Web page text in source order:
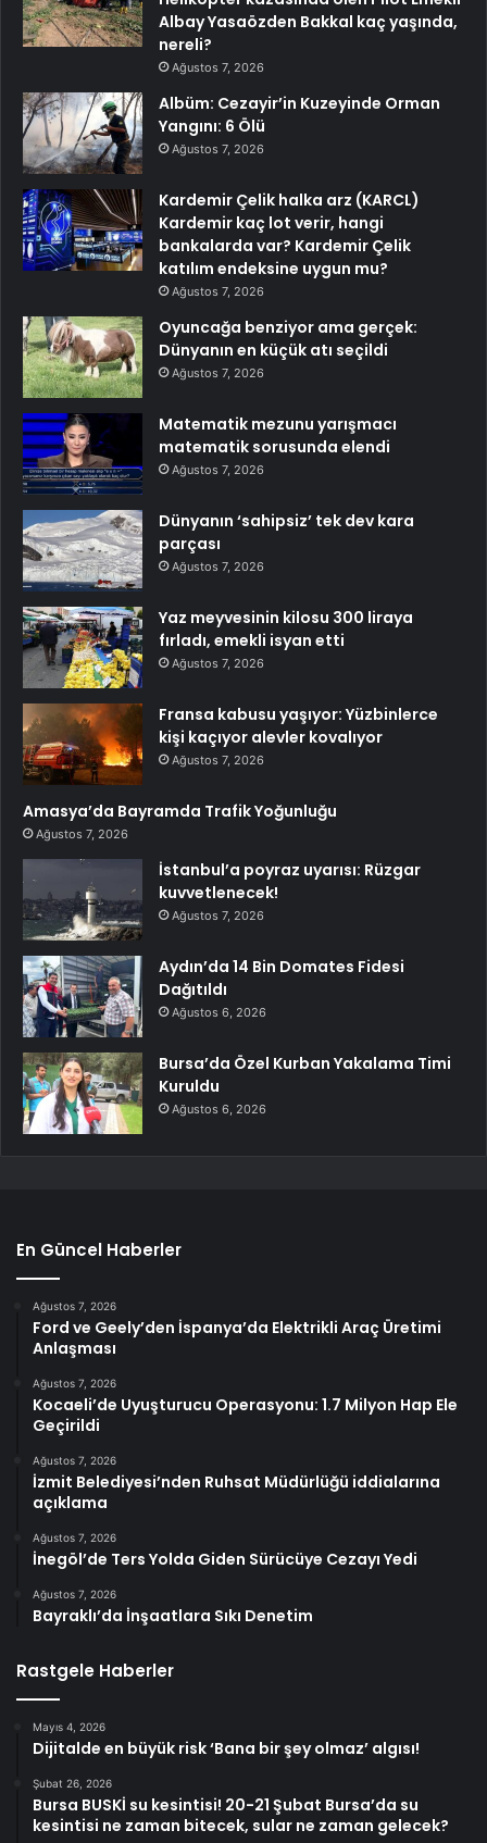
Albay Yasaözden Bakkal kaç yaşında,
nereli?
Ağustos 7, 2026
Albüm: Cezayir’in Kuzeyinde Orman
Yangını: 6 Ölü
Ağustos 7, 2026
Kardemir Çelik halka arz (KARCL)
Kardemir kaç lot verir, hangi
bankalarda var? Kardemir Çelik
katılım endeksine uygun mu?
Ağustos 7, 2026
Oyuncağa benziyor ama gerçek:
Dünyanın en küçük atı seçildi
Ağustos 7, 2026
Matematik mezunu yarışmacı
matematik sorusunda elendi
Ağustos 7, 2026
Dünyanın ‘sahipsiz’ tek dev kara
parçası
Ağustos 7, 2026
Yaz meyvesinin kilosu 300 liraya
fırladı, emekli isyan etti
Ağustos 7, 2026
Fransa kabusu yaşıyor: Yüzbinlerce
kişi kaçıyor alevler kovalıyor
Ağustos 7, 2026
Amasya’da Bayramda Trafik Yoğunluğu
Ağustos 7, 2026
İstanbul’a poyraz uyarısı: Rüzgar
kuvvetlenecek!
Ağustos 7, 2026
Aydın’da 14 Bin Domates Fidesi
Dağıtıldı
Ağustos 6, 2026
Bursa’da Özel Kurban Yakalama Timi
Kuruldu
Ağustos 6, 2026
En Güncel Haberler
Ağustos 7, 2026
Ford ve Geely’den İspanya’da Elektrikli Araç Üretimi
Anlaşması
Ağustos 7, 2026
Kocaeli’de Uyuşturucu Operasyonu: 1.7 Milyon Hap Ele
Geçirildi
Ağustos 7, 2026
İzmit Belediyesi’nden Ruhsat Müdürlüğü iddialarına
açıklama
Ağustos 7, 2026
İnegöl’de Ters Yolda Giden Sürücüye Cezayı Yedi
Ağustos 7, 2026
Bayraklı’da İnşaatlara Sıkı Denetim
Rastgele Haberler
Mayıs 4, 2026
Dijitalde en büyük risk ‘Bana bir şey olmaz’ algısı!
Şubat 26, 2026
Bursa BUSKİ su kesintisi! 20-21 Şubat Bursa’da su
kesintisi ne zaman bitecek, sular ne zaman gelecek?